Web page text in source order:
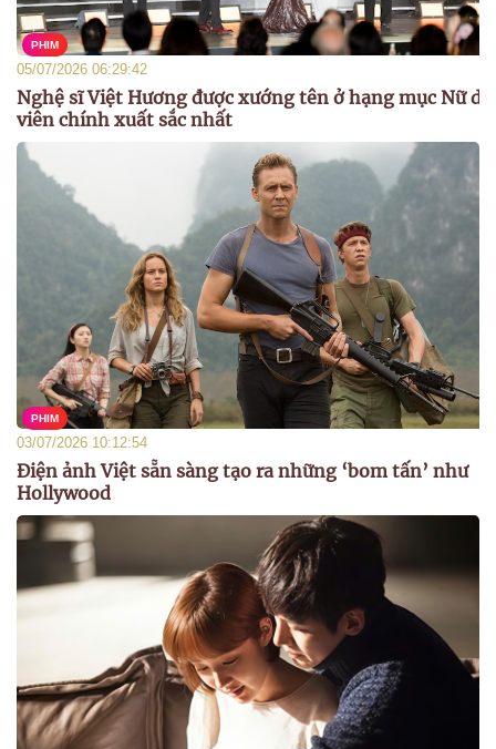
PHIM
05/07/2026 06:29:42
Nghệ sĩ Việt Hương được xướng tên ở hạng mục Nữ
viên chính xuất sắc nhất
PHIM
03/07/2026 10:12:54
Điện ảnh Việt sẵn sàng tạo ra những ‘bom tấn’ như
Hollywood